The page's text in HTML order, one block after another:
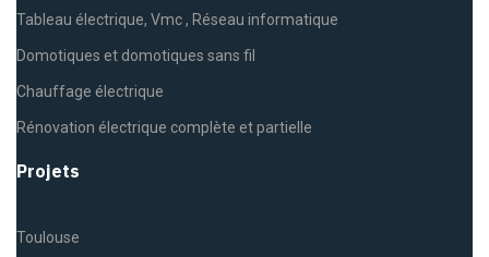
Tableau électrique, Vmc , Réseau informatique
Domotiques et domotiques sans fil
Chauffage électrique
Rénovation électrique complète et partielle
Projets
Toulouse